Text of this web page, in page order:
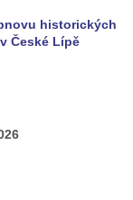
historických
České Lípě